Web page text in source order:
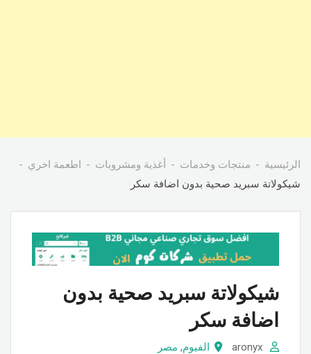
الرئيسية منتجات وخدمات أغذية ومشروبات
اطعمة اخري
شيكولاتة سبريد صحية بدون اضافة سكر
شيكولاتة سبريد صحية بدون
اضافة سكر
الفيوم, مصر